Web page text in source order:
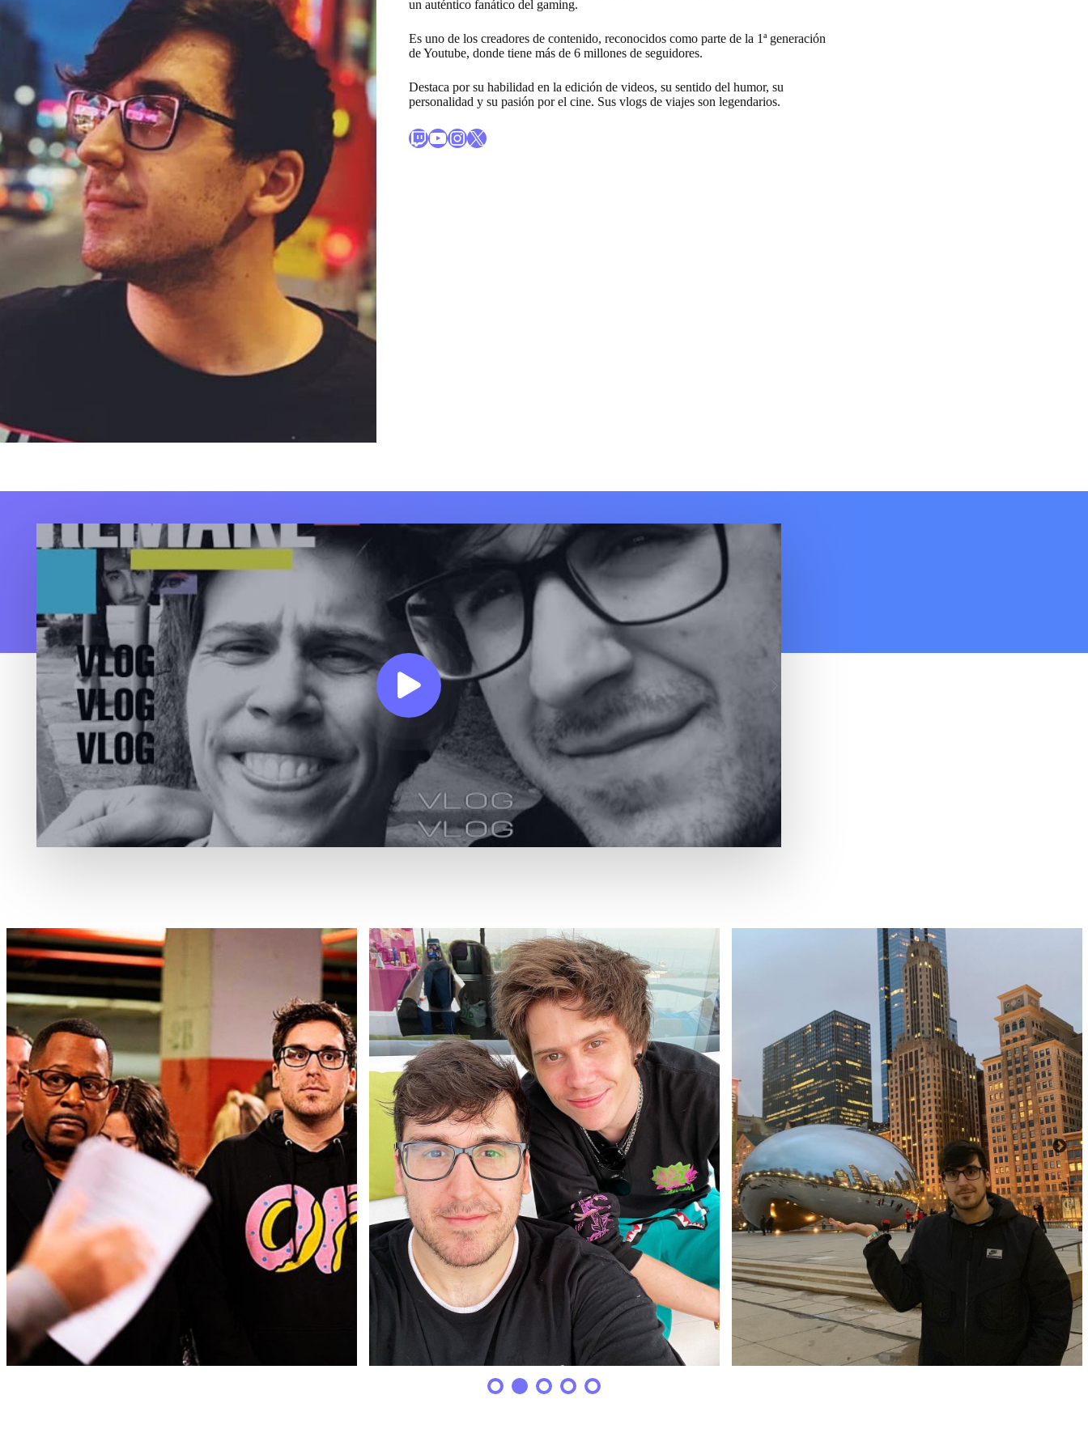
un auténtico fanático del gaming.
Es uno de los creadores de contenido, reconocidos como parte de la 1ª generación
de Youtube, donde tiene más de 6 millones de seguidores.
Destaca por su habilidad en la edición de videos, su sentido del humor, su
personalidad y su pasión por el cine. Sus vlogs de viajes son legendarios.
Enlace al canal de Twitch de Mangel
Enlace al canal de Youtube de Mangel
Enlace al perfil de Instagram de Mangel
X